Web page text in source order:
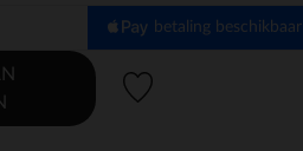
betaling beschikbaar